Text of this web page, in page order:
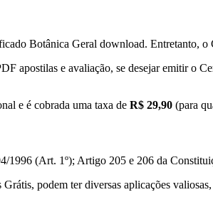
Botânica Geral download. Entretanto,
apostilas e avaliação, se desejar emitir o
e é cobrada uma taxa de R$ 29,90 (para
1996 (Art. 1º); Artigo 205 e 206 da
podem ter diversas aplicações